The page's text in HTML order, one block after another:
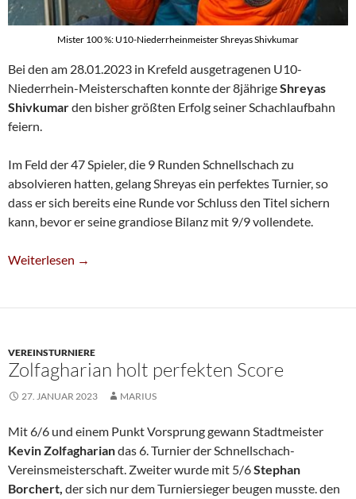
Mister 100 %: U10-Niederrheinmeister Shreyas Shivkumar
Bei den am 28.01.2023 in Krefeld ausgetragenen U10-
Niederrhein-Meisterschaften konnte der 8jährigeShreyas
Shivkumarden bisher größten Erfolg seiner Schachlaufbahn
feiern.
Im Feld der 47 Spieler, die 9 Runden Schnellschach zu
absolvieren hatten, gelang Shreyas ein perfektes Turnier, so
dass er sich bereits eine Runde vor Schluss den Titel sichern
kann, bevor er seine grandiose Bilanz mit 9/9 vollendete.
Shreyas Shivkumar Ist U10-Niederrheinmeister
Weiterlesen →
VEREINSTURNIERE
Zolfagharian holt perfekten Score
27. JANUAR 2023 MARIUS
Mit 6/6 und einem Punkt Vorsprung gewann Stadtmeister
Kevin Zolfaghariandas 6. Turnier der Schnellschach-
Vereinsmeisterschaft. Zweiter wurde mit 5/6Stephan
Borchert, der sich nur dem Turniersieger beugen musste. den